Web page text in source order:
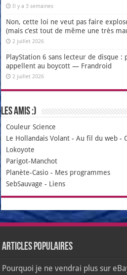
Il y a 3 semaines
Non, cette loi ne veut pas faire
(mais c’est tout de même une très
2 juillet 2026
PlayStation 6 sans lecteur de disque
appellent au boycott — Frandroid
2 juillet 2026
Les amis :)
Couleur Science
Le Hollandais Volant -Au fil du web -
Lokoyote
Parigot-Manchot
Planète-Casio - Mes programmes
SebSauvage - Liens
Articles populaires
Pourquoi je ne vendrai plus sur